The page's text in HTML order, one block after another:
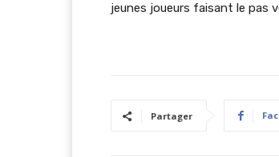
jeunes joueurs faisant le pas
Partager